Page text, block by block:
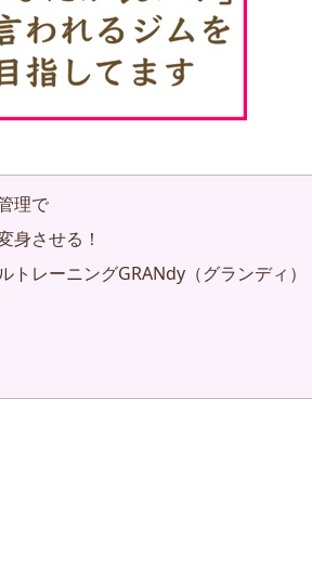
理で
身させる！
レーニングGRANdy（グランディ）